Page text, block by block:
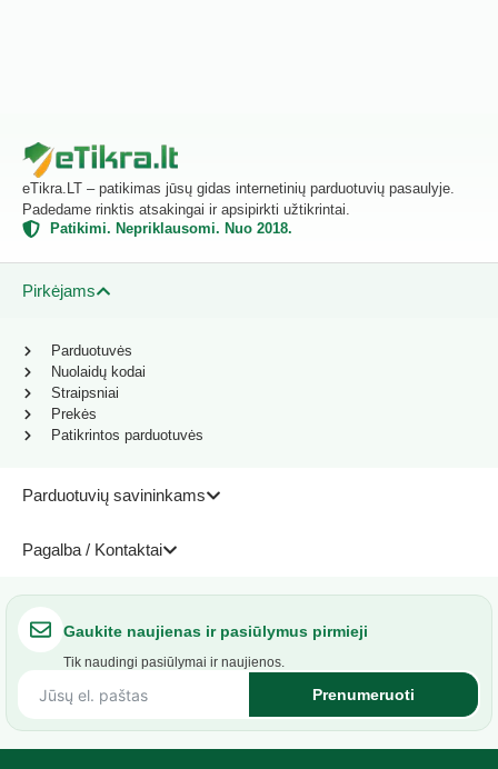
eTikra.LT – patikimas jūsų gidas internetinių parduotuvių pasaulyje.
Padedame rinktis atsakingai ir apsipirkti užtikrintai.
Patikimi. Nepriklausomi. Nuo 2018.
Pirkėjams
Parduotuvių savininkams
Pagalba / Kontaktai
Parduotuvės
Nuolaidų kodai
Straipsniai
Prekės
Patikrintos parduotuvės
Gaukite naujienas ir pasiūlymus pirmieji
Tik naudingi pasiūlymai ir naujienos.
Prenumeruoti